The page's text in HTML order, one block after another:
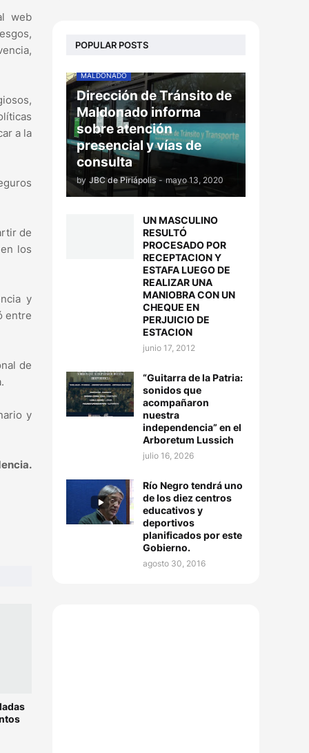
web
a la
de
los
y
entre
de
y
POPULAR POSTS
MALDONADO
Dirección de Tránsito de
Maldonado informa
sobre atención
presencial y vías de
consulta
by JBC de Piriápolis - mayo 13, 2020
UN MASCULINO
RESULTÓ
PROCESADO POR
RECEPTACION Y
ESTAFA LUEGO DE
REALIZAR UNA
MANIOBRA CON UN
CHEQUE EN
PERJUICIO DE
ESTACION
junio 17, 2012
“Guitarra de la Patria:
sonidos que
acompañaron
nuestra
independencia” en el
Arboretum Lussich
julio 16, 2026
Río Negro tendrá uno
de los diez centros
educativos y
deportivos
planificados por este
Gobierno.
agosto 30, 2016